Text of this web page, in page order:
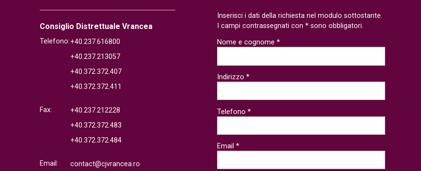
Consiglio Distrettuale Vrancea
Telefono:+40.237.616800
+40.237.213057
+40.372.372.407
+40.372.372.411
Fax:
+40.237.212228
+40.372.372.483
+40.372.372.484
Email: contact@cjvrancea.ro
Inserisci i dati della richiesta nel modulo sottostante.
I campi contrassegnati con * sono obbligatori.
Nome e cognome *
Indirizzo *
Telefono *
Email *